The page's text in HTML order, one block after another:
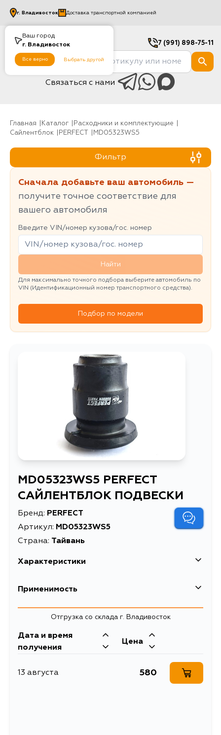
Ваш город
г. Владивосток
Все верно Выбрать другой
г. Владивосток Доставка транспортной компанией
7 (991) 898-75-11
Связаться с нами
Главная Каталог
Расходники и комплектующие
Сайлентблок
PERFECT MD05323WS5
Фильтр
Сначала добавьте ваш автомобиль —
получите точное соответствие для
вашего автомобиля
Введите VIN/номер кузова/гос. номер
Найти
Для максимально точного подбора выберите автомобиль по
VIN (Идентификационный номер транспортного средства).
Подбор по модели
MD05323WS5 PERFECT
САЙЛЕНТБЛОК ПОДВЕСКИ
Бренд: PERFECT
Артикул: MD05323WS5
Страна: Тайвань
Характеристики
Масса, кг
Применимость
Отгрузка со склада г. Владивосток
Дата и время
получения
Цена
13 августа 580